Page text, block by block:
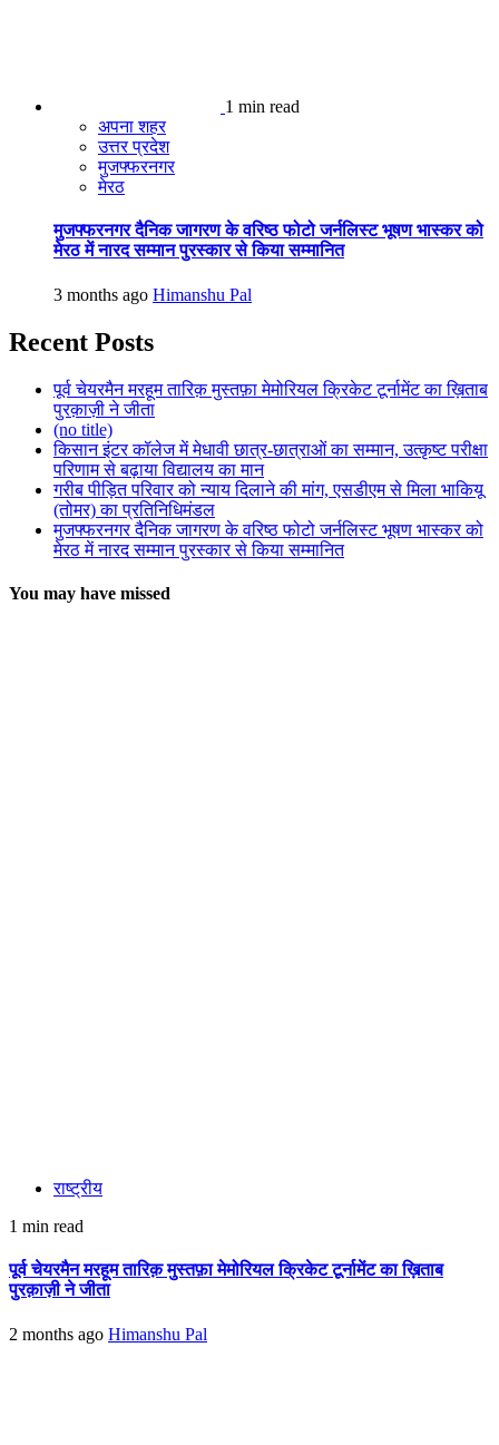
1 min read
अपना शहर
उत्तर प्रदेश
मुजफ्फरनगर
मेरठ
मुजफ्फरनगर दैनिक जागरण के वरिष्ठ फोटो जर्नलिस्ट भूषण भास्कर को
मेरठ में नारद सम्मान पुरस्कार से किया सम्मानित
3 months ago Himanshu Pal
Recent Posts
पूर्व चेयरमैन मरहूम तारिक़ मुस्तफ़ा मेमोरियल क्रिकेट टूर्नामेंट का ख़िताब
पुरक़ाज़ी ने जीता
(no title)
किसान इंटर कॉलेज में मेधावी छात्र-छात्राओं का सम्मान, उत्कृष्ट परीक्षा
परिणाम से बढ़ाया विद्यालय का मान
गरीब पीड़ित परिवार को न्याय दिलाने की मांग, एसडीएम से मिला भाकियू
(तोमर) का प्रतिनिधिमंडल
मुजफ्फरनगर दैनिक जागरण के वरिष्ठ फोटो जर्नलिस्ट भूषण भास्कर को
मेरठ में नारद सम्मान पुरस्कार से किया सम्मानित
You may have missed
राष्ट्रीय
1 min read
पूर्व चेयरमैन मरहूम तारिक़ मुस्तफ़ा मेमोरियल क्रिकेट टूर्नामेंट का ख़िताब
पुरक़ाज़ी ने जीता
2 months ago Himanshu Pal